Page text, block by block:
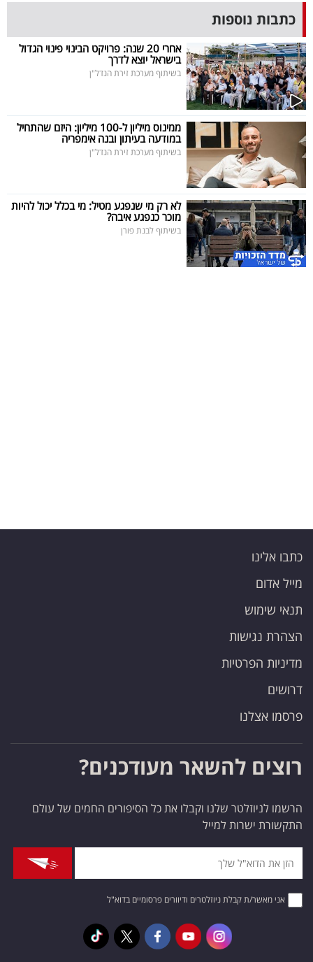
UNDER
40
שיתופי
פעולה
דרושים
ניוזלטרים
מייל
כתבות נוספות
אחרי 20 שנה: פרויקט הבינוי פינוי הגדול
בישראל יוצא לדרך
בשיתוף מערכת זירת הנדל"ן
ממינוס מיליון ל-100 מיליון: היזם שהתחיל
במודעה בעיתון ובנה אימפריה
בשיתוף מערכת זירת הנדל"ן
לא רק מי שנפגע מטיל: מי בכלל יכול להיות
מוכר כנפגע איבה?
בשיתוף לבנת פורן
כתבו אלינו
מייל אדום
תנאי שימוש
הצהרת נגישות
מדיניות הפרטיות
דרושים
פרסמו אצלנו
רוצים להשאר מעודכנים?
הרשמו לניוזלטר שלנו וקבלו את כל הסיפורים החמים של עולם
התקשורת ישרות למייל
אני מאשר/ת קבלת ניוזלטרים ודיוורים פרסומיים בדוא"ל